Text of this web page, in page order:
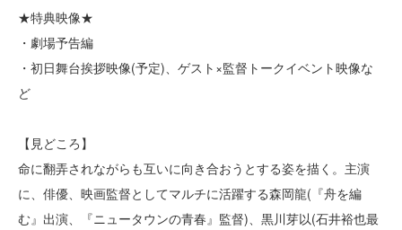
★特典映像★
・劇場予告編
・初日舞台挨拶映像(予定)、ゲスト×監督トークイベント映像な
ど
【見どころ】
命に翻弄されながらも互いに向き合おうとする姿を描く。主演
に、俳優、映画監督としてマルチに活躍する森岡龍(『舟を編
む』出演、『ニュータウンの青春』監督)、黒川芽以(石井裕也最